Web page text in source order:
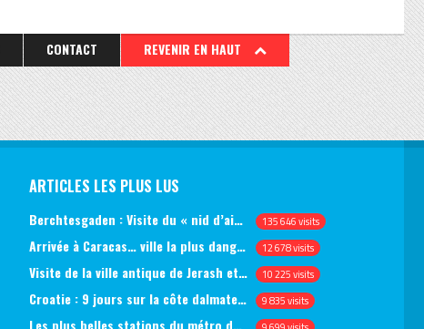
CONTACT REVENIR EN HAUT
ARTICLES LES PLUS LUS
Berchtesgaden : Visite du « nid d’aigle » et des bunkers d’Hitler 135 646 visits
Arrivée à Caracas… ville la plus dangereuse du monde (jour 1) 12 678 visits
Visite de la ville antique de Jerash et du château d’Ajlun (jour 1) 10 225 visits
Croatie : 9 jours sur la côte dalmate, de Split à Dubrovnik, en passant par Hvar et Mjlet 9 835 visits
Les plus belles stations du métro de Saint-Pétersbourg